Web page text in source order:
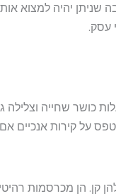
שניתן יהיה למצוא
עסק.
כושר שחייה
על קירות אנכיים
קן. הן מכרסמות